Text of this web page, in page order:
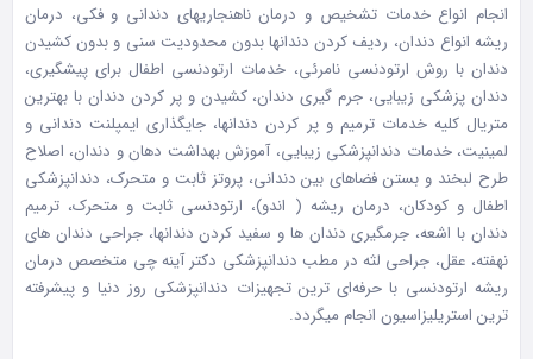
انجام انواع خدمات تشخیص و درمان ناهنجاریهای دندانی و فکی، درمان
ریشه انواع دندان، ردیف کردن دندانها بدون محدودیت سنی و بدون کشیدن
دندان با روش ارتودنسی نامرئی، خدمات ارتودنسی اطفال برای پیشگیری،
دندان پزشکی زیبایی، جرم گیری دندان، کشیدن و پر کردن دندان با بهترین
متریال کلیه خدمات ترمیم و پر کردن دندانها، جایگذاری ایمپلنت دندانی و
لمینیت، خدمات دندانپزشکی زیبایی، آموزش بهداشت دهان و دندان، اصلاح
طرح لبخند و بستن فضاهای بین دندانی، پروتز ثابت و متحرک، دندانپزشکی
اطفال و کودکان، درمان ریشه ( اندو)، ارتودنسی ثابت و متحرک، ترمیم
دندان با اشعه، جرمگیری دندان ها و سفید کردن دندانها، جراحی دندان های
نهفته، عقل، جراحی لثه در مطب دندانپزشکی دکتر آینه چی متخصص درمان
ریشه ارتودنسی با حرفه‌ای ترین تجهیزات دندانپزشکی روز دنیا و پیشرفته
ترین استریلیزاسیون انجام میگردد.